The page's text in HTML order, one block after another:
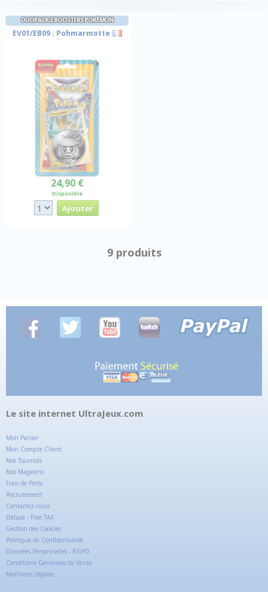
DUOPACK 2 BOOSTERS POKÉMON
EV01/EB09 : Pohmarmotte
24,90 €
Disponible
9 produits
Le site internet UltraJeux.com
Mon Panier
Mon Compte Client
Nos Tournois
Nos Magasins
Frais de Ports
Recrutement
Contactez-nous
Détaxe - Free TAX
Gestion des Cookies
Politique de Confidentialité
Données Personnelles - RGPD
Conditions Générales de Vente
Mentions Légales